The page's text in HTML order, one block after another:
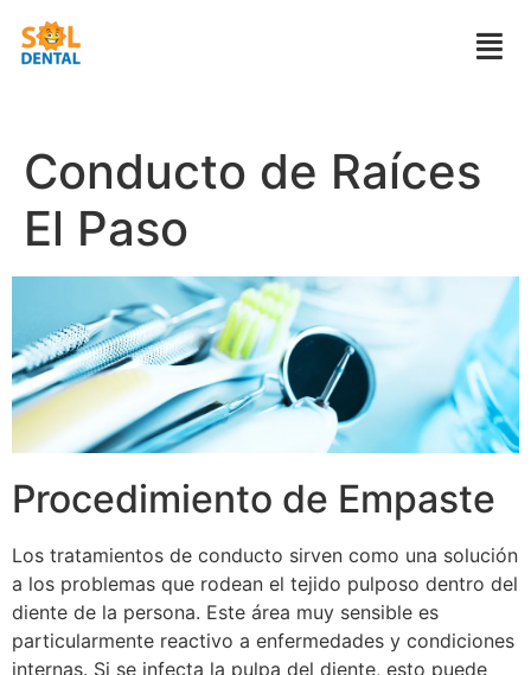
Conducto de Raíces
El Paso
Procedimiento de Empaste
Los tratamientos de conducto sirven como una solución
a los problemas que rodean el tejido pulposo dentro del
diente de la persona. Este área muy sensible es
particularmente reactivo a enfermedades y condiciones
internas. Si se infecta la pulpa del diente, esto puede